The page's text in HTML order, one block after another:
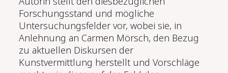
Forschungsstand und mögliche
Untersuchungsfelder vor, wobei sie, in
Anlehnung an Carmen Mörsch, den Bezug
zu aktuellen Diskursen der
Kunstvermittlung herstellt und Vorschläge